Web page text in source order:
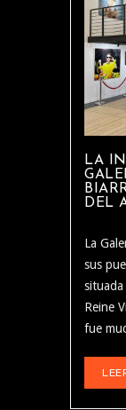
LA
DEL
La
sus
Reine
fue